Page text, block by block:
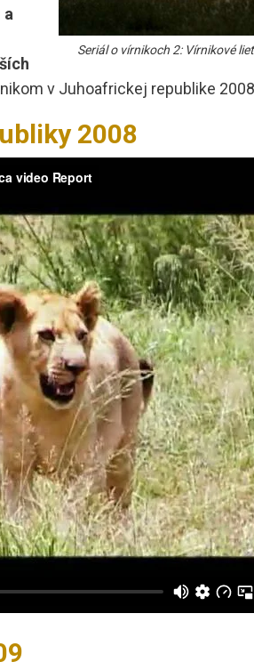
Seriál o vírnikoch 2: Vírnikové
a
v Juhoafrickej republike
2008